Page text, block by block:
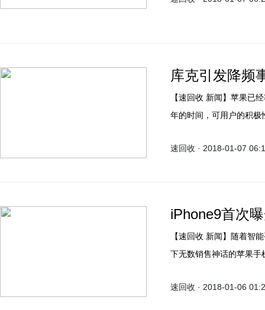
库克引发降频
【速回收 新闻】苹果已
年的时间，可用户的积
速回收 · 2018-01-07
iPhone9首次
【速回收 新闻】随着智
下无数销售神话的苹果
速回收 · 2018-01-06